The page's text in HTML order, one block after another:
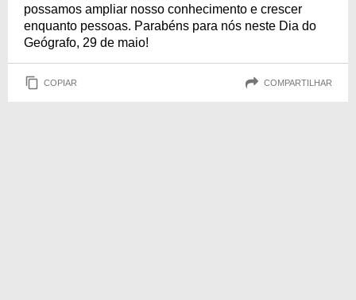
possamos ampliar nosso conhecimento e crescer
enquanto pessoas. Parabéns para nós neste Dia do
Geógrafo, 29 de maio!
COPIAR COMPARTILHAR